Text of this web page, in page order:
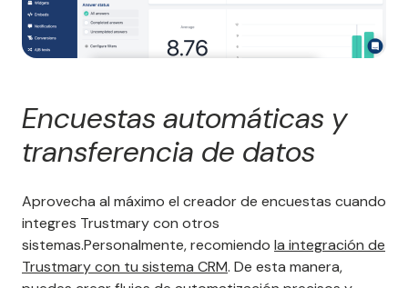
Encuestas automáticas y
transferencia de datos
Aprovecha al máximo el creador de encuestas cuando
integres Trustmary con otros
sistemas.Personalmente, recomiendo la integración de
Trustmary con tu sistema CRM. De esta manera,